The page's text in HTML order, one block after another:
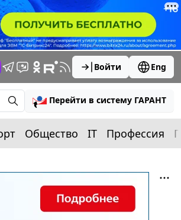
Войти Eng
Перейти в систему ГАРАНТ
Общество IT Профессия